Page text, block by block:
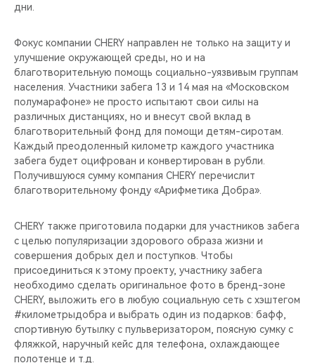
дни.
Фокус компании CHERY направлен не только на защиту и
улучшение окружающей среды, но и на
благотворительную помощь социально-уязвивым группам
населения. Участники забега 13 и 14 мая на «Московском
полумарафоне» не просто испытают свои силы на
различных дистанциях, но и внесут свой вклад в
благотворительный фонд для помощи детям-сиротам.
Каждый преодоленный километр каждого участника
забега будет оцифрован и конвертирован в рубли.
Получившуюся сумму компания CHERY перечислит
благотворительному фонду «Арифметика Добра».
CHERY также приготовила подарки для участников забега
с целью популяризации здорового образа жизни и
совершения добрых дел и поступков. Чтобы
присоединиться к этому проекту, участнику забега
необходимо сделать оригинальное фото в бренд-зоне
CHERY, выложить его в любую социальную сеть с хэштегом
#километрыдобра и выбрать один из подарков: бафф,
спортивную бутылку с пульверизатором, поясную сумку с
фляжкой, наручный кейс для телефона, охлаждающее
полотенце и т.д.